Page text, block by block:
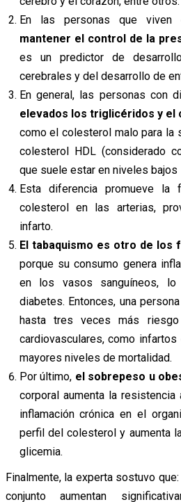
En las personas que viven
mantener el control de la
es un predictor de
cerebrales y del desarrollo de
En general, las personas con
elevados los triglicéridos y el
como el colesterol malo para la
colesterol HDL (considerado
que suele estar en niveles bajos
Esta diferencia promueve la
colesterol en las arterias,
infarto.
El tabaquismo es otro de los
porque su consumo genera
en los vasos sanguíneos,
diabetes. Entonces, una
hasta tres veces más
cardiovasculares, como
mayores niveles de mortalidad.
Por último, el sobrepeso u
corporal aumenta la resistencia
inflamación crónica en el
perfil del colesterol y aumenta
glicemia.
Finalmente, la experta sostuvo
conjunto aumentan